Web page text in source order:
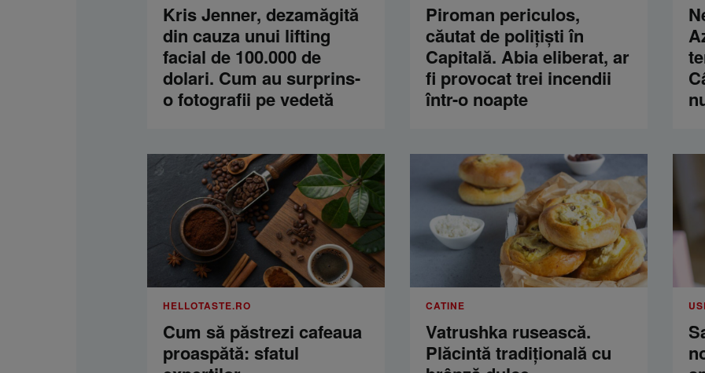
Kris Jenner, dezamăgită
din cauza unui lifting
facial de 100.000 de
dolari. Cum au surprins-
o fotografii pe vedetă
Piroman periculos,
căutat de poliţişti în
Capitală. Abia eliberat, ar
fi provocat trei incendii
într-o noapte
HELLOTASTE.RO
Cum să păstrezi cafeaua
proaspătă: sfatul
CATINE
Vatrushka rusească.
Plăcintă tradițională cu